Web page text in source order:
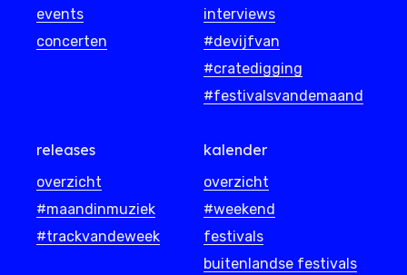
events
concerten
interviews
#devijfvan
#cratedigging
#festivalsvandemaand
releases
overzicht
#maandinmuziek
#trackvandeweek
kalender
overzicht
#weekend
festivals
buitenlandse festivals